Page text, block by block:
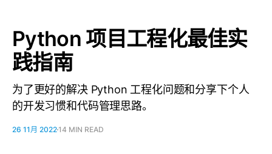
Python 项目工程化最佳实
践指南
为了更好的解决 Python 工程化问题和分享下个人
的开发习惯和代码管理思路。
26 11月 202214 MIN READ